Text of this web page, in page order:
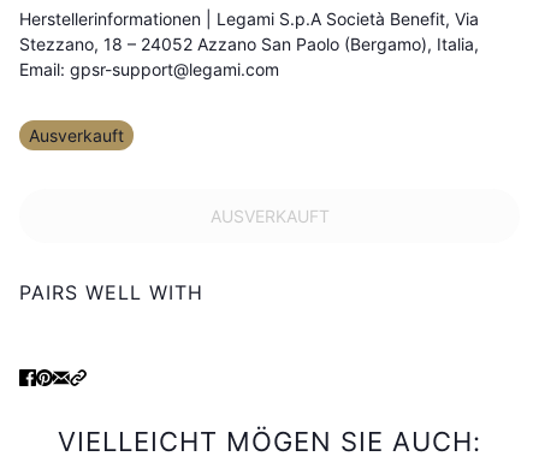
Herstellerinformationen | Legami S.p.A Società Benefit, Via
Stezzano, 18 – 24052 Azzano San Paolo (Bergamo), Italia,
Email: gpsr-support@legami.com
Ausverkauft
AUSVERKAUFT
PAIRS WELL WITH
VIELLEICHT MÖGEN SIE AUCH: